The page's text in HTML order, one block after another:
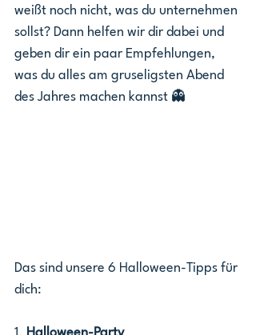
weißt noch nicht, was du unternehmen
sollst? Dann helfen wir dir dabei und
geben dir ein paar Empfehlungen,
was du alles am gruseligsten Abend
des Jahres machen kannst 👻
Das sind unsere 6 Halloween-Tipps für
dich: